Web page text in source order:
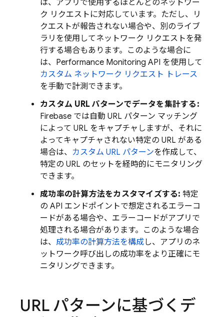
は、アプリで使用するほとんどのネットワー
ク リクエストに対応しています。ただし、リ
クエストが報告されない場合や、別のライブ
ラリを使用してネットワーク リクエストを発
行する場合もあります。このような場合に
は、 Performance Monitoring API を使用して
カスタム ネットワーク リクエスト トレース
を手動で計測できます。
カスタム URL パターンでデータを集計する:
Firebase では自動 URL パターン マッチング
によって URL をキャプチャしますが、それに
よってキャプチャされない特定の URL がある
場合は、 カスタム URL パターンを作成して、
特定の URL のセットを経時的にモニタリング
できます。
成功率の計算方法をカスタマイズする: 特定
の API エンドポイントで想定されるエラーコ
ードがある場合や、エラーコードがアプリで
処理される場合があります。このような場合
は、 成功率の計算方法を構成し、アプリのネ
ットワーク呼び出しの成功率をより正確にモ
ニタリングできます。
URL パターンに基づくデ